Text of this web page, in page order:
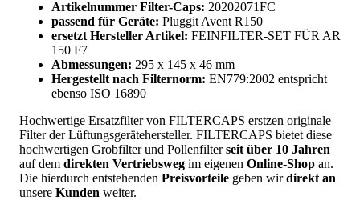
Artikelnummer Filter-Caps: 20202071FC
passend für Geräte: Pluggit Avent R150
ersetzt Hersteller Artikel: FEINFILTER-SET FÜR AR
150 F7
Abmessungen: 295 x 145 x 46 mm
Hergestellt nach Filternorm: EN779:2002 entspricht
ebenso ISO 16890
Hochwertige Ersatzfilter von FILTERCAPS erstzen originale
Filter der Lüftungsgerätehersteller. FILTERCAPS bietet diese
hochwertigen Grobfilter und Pollenfilterseit über 10 Jahren
auf dem direkten Vertriebsweg im eigenen Online-Shop an.
Die hierdurch entstehenden Preisvorteile geben wirdirekt an
unsere Kunden weiter.